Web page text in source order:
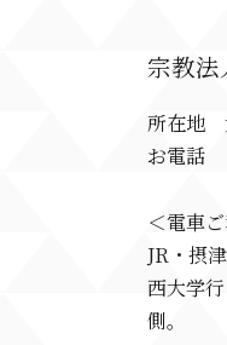
宗教
所在地
お電話
＜電車
JR・摂
西大学
側。